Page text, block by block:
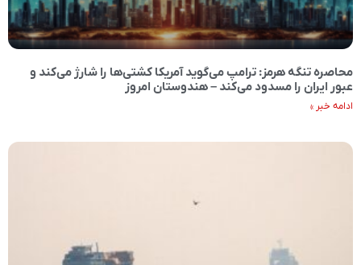
محاصره تنگه هرمز: ترامپ می‌گوید آمریکا کشتی‌ها را شارژ می‌کند و
عبور ایران را مسدود می‌کند – هندوستان امروز
ادامه خبر »